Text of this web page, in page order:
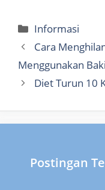
Categories
Informasi
Cara
Menggunakan
Diet Turun 10
Postingan